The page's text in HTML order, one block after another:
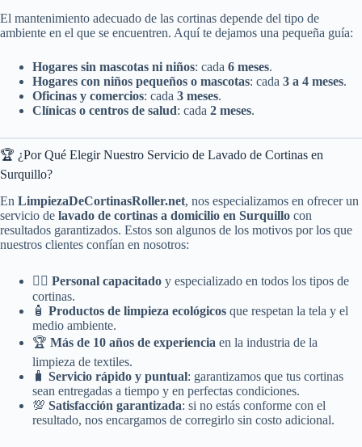
El mantenimiento adecuado de las cortinas depende del tipo de
ambiente en el que se encuentren. Aquí te dejamos una pequeña guía:
Hogares sin mascotas ni niños: cada 6 meses.
Hogares con niños pequeños o mascotas: cada 3 a 4 meses.
Oficinas y comercios: cada 3 meses.
Clínicas o centros de salud: cada 2 meses.
🏆 ¿Por Qué Elegir Nuestro Servicio de Lavado de Cortinas en
Surquillo?
En LimpiezaDeCortinasRoller.net, nos especializamos en ofrecer un
servicio de lavado de cortinas a domicilio en Surquillo con
resultados garantizados. Estos son algunos de los motivos por los que
nuestros clientes confían en nosotros:
👷‍♂️ Personal capacitado y especializado en todos los tipos de
cortinas.
🧴 Productos de limpieza ecológicos que respetan la tela y el
medio ambiente.
🏆 Más de 10 años de experiencia en la industria de la
limpieza de textiles.
🧳 Servicio rápido y puntual: garantizamos que tus cortinas
sean entregadas a tiempo y en perfectas condiciones.
💯 Satisfacción garantizada: si no estás conforme con el
resultado, nos encargamos de corregirlo sin costo adicional.